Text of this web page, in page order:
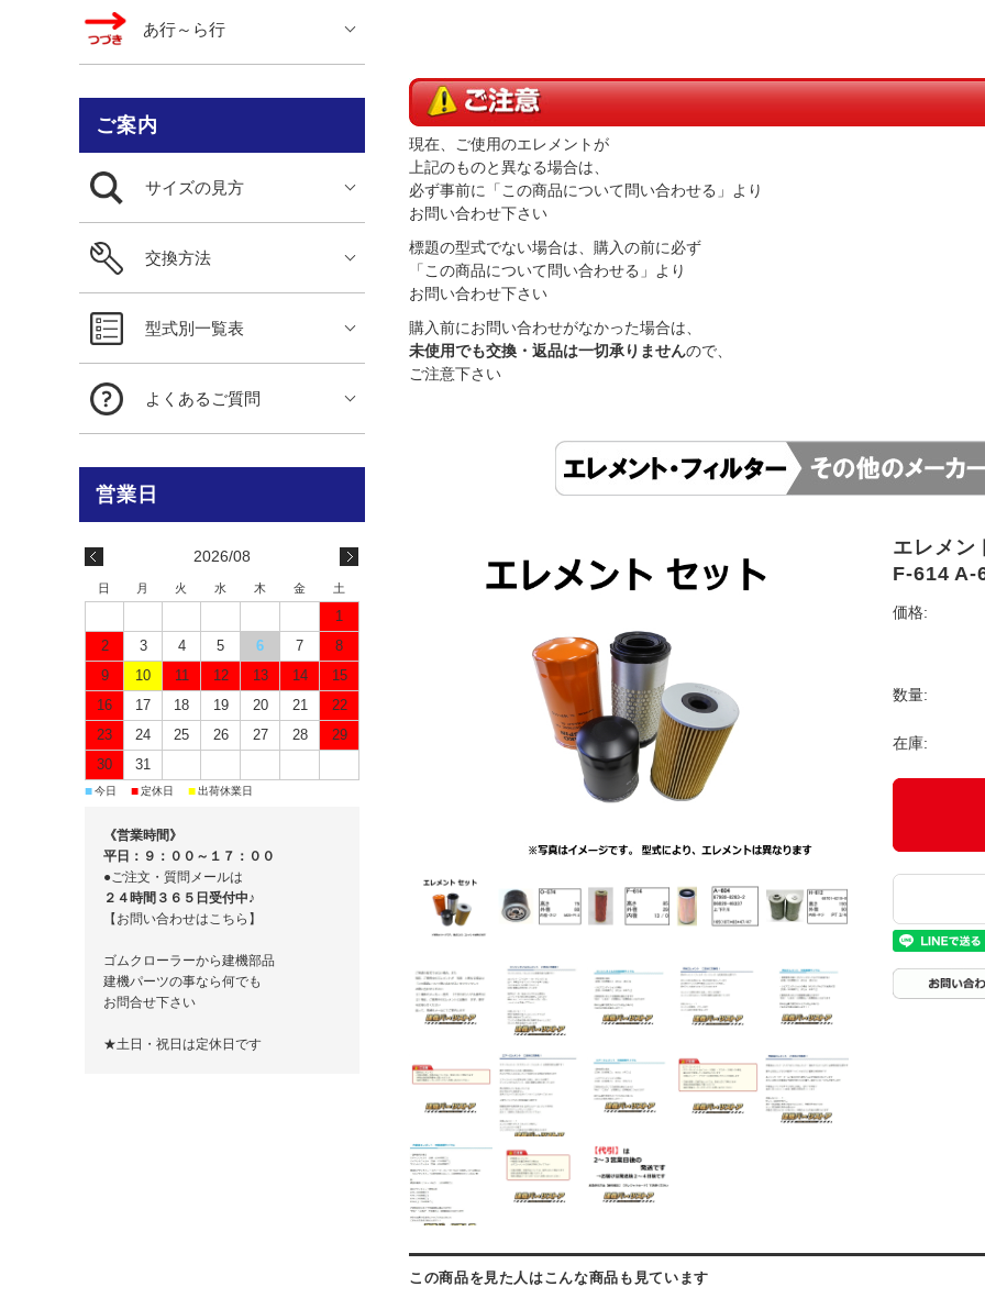
現在、ご使用のエレメントが
上記のものと異なる場合は、
必ず事前に「この商品について問い合わせる」より
お問い合わせ下さい
標題の型式でない場合は、購入の前に必ず
「この商品について問い合わせる」より
お問い合わせ下さい
購入前にお問い合わせがなかった場合は、
未使用でも交換・返品は一切承りませんので、
ご注意下さい
エレメン
F-614 A-
価格:
数量:
在庫:
この商品を見た人はこんな商品も見ています
あ行～ら行
ご案内
サイズの見方
交換方法
型式別一覧表
よくあるご質問
2026/08
日 月 火 水 木 金 土
1
2
3 4 5 6 7
8
9
10 11 12 13 14
15
16
17 18 19 20 21
22
23
24 25 26 27 28
29
30
31
■今日 ■定休日 ■出荷休業日
《営業時間》
平日：９：００～１７：００
●ご注文・質問メールは
２４時間３６５日受付中♪
【お問い合わせはこちら】
ゴムクローラーから建機部品
建機パーツの事なら何でも
お問合せ下さい
★土日・祝日は定休日です